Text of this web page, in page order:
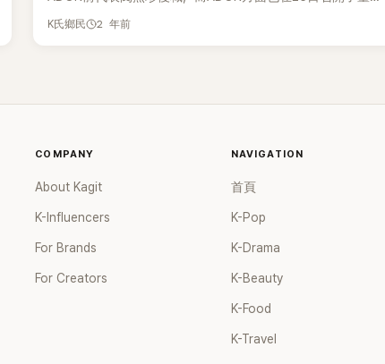
會，提出了與閔熙珍的折衷解決方案。決定推動延長閔熙珍前
「What’s your ETA」洗腦，講述五位成員在party上演出時撞破
立刻趕過來「捉姦」，而五人則以手機全程拍攝罪證，而他們唱
出的「What’s your ETA」就是不停問著閨蜜什麼時候會到達現
的《ETA》，並與朋友們一起大合唱，這段影片迅速走紅，也在
網絡上開始病毒式傳播。這位直播主在美國排名前十，擁有一
始出現重新流行的跡象。 自從那段影片之後，NewJeans的
《ETA》在美國Spotify的播放量幾乎增加了兩倍。目前在Apple
K氏鄉民 2 年前
COMPANY
About Kagit
K-Influencers
For Brands
For Creators
NAVIGATION
首頁
K-Pop
K-Drama
K-Beauty
K-Food
K-Travel